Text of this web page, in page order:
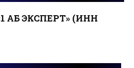
АБ ЭКСПЕРТ» (ИНН